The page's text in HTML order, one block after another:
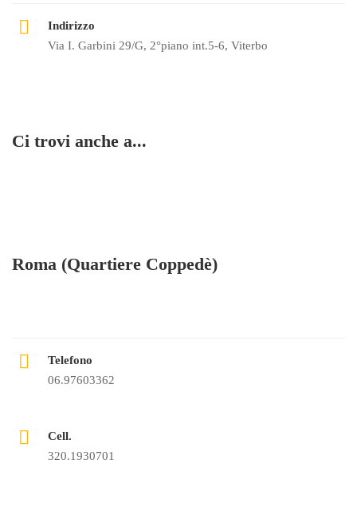
Indirizzo
Via I. Garbini 29/G, 2°piano int.5-6, Viterbo
Ci trovi anche a...
Roma (Quartiere Coppedè)
Telefono
06.97603362
Cell.
320.1930701